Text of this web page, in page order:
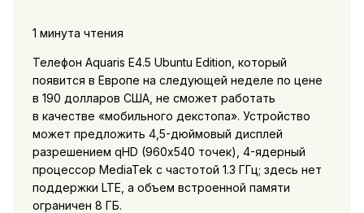
1 минута чтения
Телефон Aquaris E4.5 Ubuntu Edition, который
появится в Европе на следующей неделе по цене
в 190 долларов США, не сможет работать
в качестве «мобильного декстопа». Устройство
может предложить 4,5-дюймовый дисплей
разрешением qHD (960х540 точек), 4-ядерный
процессор MediaTek с частотой 1.3 ГГц; здесь нет
поддержки LTE, а объем встроенной памяти
ограничен 8 ГБ.